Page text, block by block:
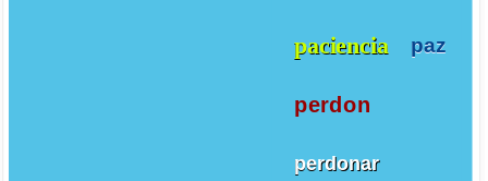
paciencia paz
perdon
perdonar